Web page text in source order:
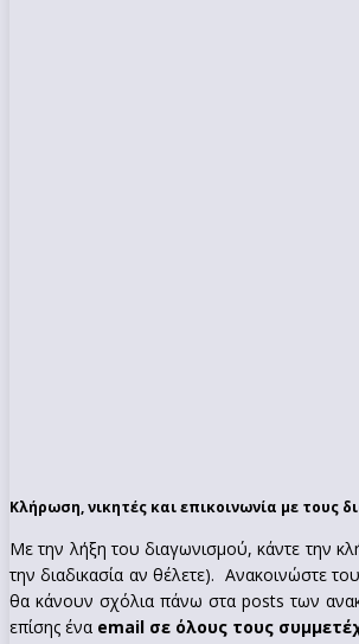
Κλήρωση, νικητές και επικοινωνία με τους
Με την λήξη του διαγωνισμού, κάντε την
την διαδικασία αν θέλετε). Ανακοινώστε
θα κάνουν σχόλια πάνω στα posts των
επίσης ένα email σε όλους τους